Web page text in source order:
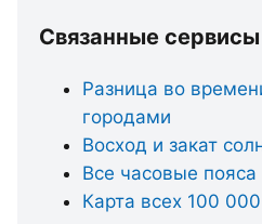
Связанные сервисы
Разница во
городами
Восход и закат
Все часовые пояса
Карта всех 100